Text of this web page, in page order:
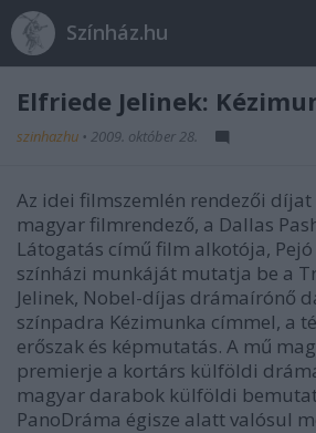
Színház.hu
Elfriede Jelinek:
szinhazhu • 2009. október 28.
Az idei filmszemlén rendezői
magyar filmrendező, a Dallas
Látogatás című film alkotója, Pejó
színházi munkáját mutatja be a
Jelinek, Nobel-díjas drámaírónő
színpadra Kézimunka címmel, a
erőszak és képmutatás. A mű
premierje a kortárs külföldi
magyar darabok külföldi
PanoDráma égisze alatt valósul